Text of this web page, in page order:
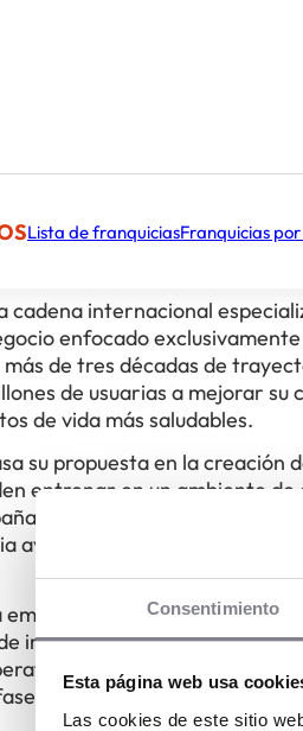
Consentimiento
Esta página web usa
Las cookies de este sitio
Lista de franquiciasFranquicias
cadena internacional
enfocado
más de tres décadas de
de usuarias a mejorar
de vida más saludables.
su propuesta en la creación
entrenar en un ambiente
personalizado y
avance a su propio ritmo y
emprendedores
impulsar el desarrollo
contrastado, una
del proyecto.